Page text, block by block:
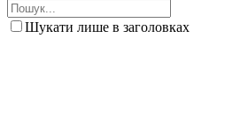
Шукати лише в заголовках